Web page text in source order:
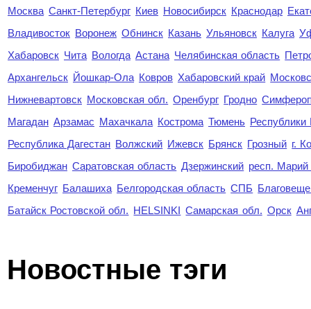
Москва Санкт-Петербург Киев Новосибирск Краснодар
Владивосток Воронеж Обнинск Казань Ульяновск Калуга
Хабаровск Чита Вологда Астана Челябинская область
Архангельск Йошкар-Ола Ковров Хабаровский край
Нижневартовск Московская обл. Оренбург Гродно
Магадан Арзамас Махачкала Кострома Тюмень Республики
Республика Дагестан Волжский Ижевск Брянск Грозный г.
Биробиджан Саратовская область Дзержинский респ.
Кременчуг Балашиха Белгородская область СПБ
Батайск Ростовской обл. HELSINKI Самарская обл. Орск
Новостные тэги